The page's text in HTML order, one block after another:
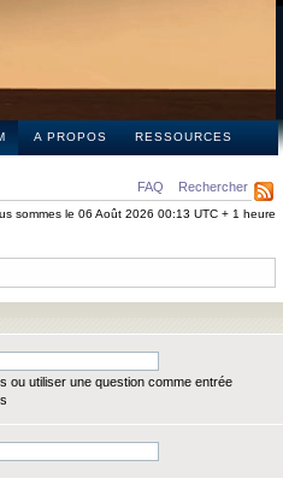
A PROPOS RESSOURCES
FAQ Rechercher
sommes le 06 Août 2026 00:13 UTC + 1 heure
ou utiliser une question comme entrée